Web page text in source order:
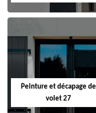
Peinture et décapage de
volet 27